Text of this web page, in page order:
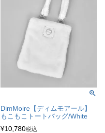
DimMoire【ディムモアール】
もこもこトートバッグ/White
¥10,780税込